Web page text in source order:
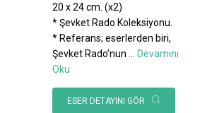
20 x 24 cm. (x2)
* Şevket Rado Koleksiyonu.
* Referans; eserlerden biri,
Şevket Rado’nun
Devamını
Oku
ESER DETAYINI GÖR